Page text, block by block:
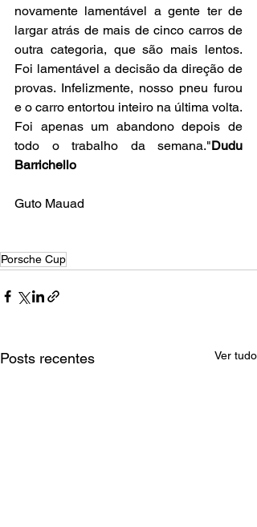
novamente lamentável a gente ter de
largar atrás de mais de cinco carros de
outra categoria, que são mais lentos.
Foi lamentável a decisão da direção de
provas. Infelizmente, nosso pneu furou
e o carro entortou inteiro na última volta.
Foi apenas um abandono depois de
todo o trabalho da semana."Dudu
Barrichello
Guto Mauad
Porsche Cup
Posts recentes Ver tudo